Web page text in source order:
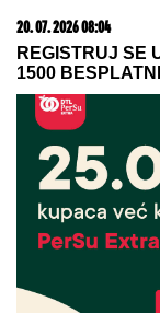
Većina građana
letovanje - ovih